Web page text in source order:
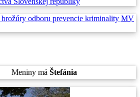
brožúry odboru prevencie kriminality MV
Meniny má Štefánia